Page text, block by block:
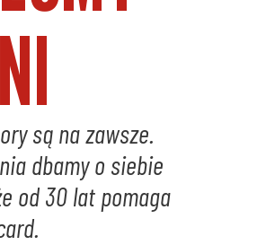
są na zawsze.
dbamy o siebie
od 30 lat pomaga